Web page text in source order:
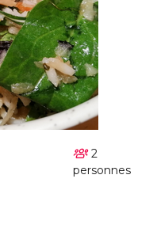
2
personnes